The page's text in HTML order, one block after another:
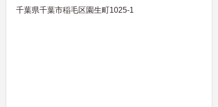
千葉県千葉市稲毛区園生町1025-1